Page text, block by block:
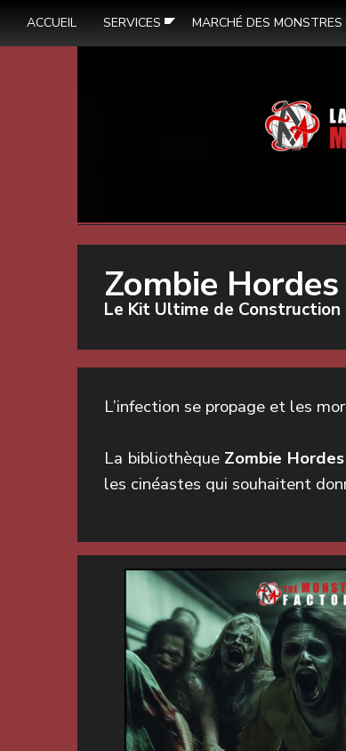
ACCUEIL SERVICES MARCHÉ DES MONSTRES
Zombie Hordes
Le Kit Ultime de Construction
L’infection se propage et les
La bibliothèque Zombie Hordes
les cinéastes qui souhaitent